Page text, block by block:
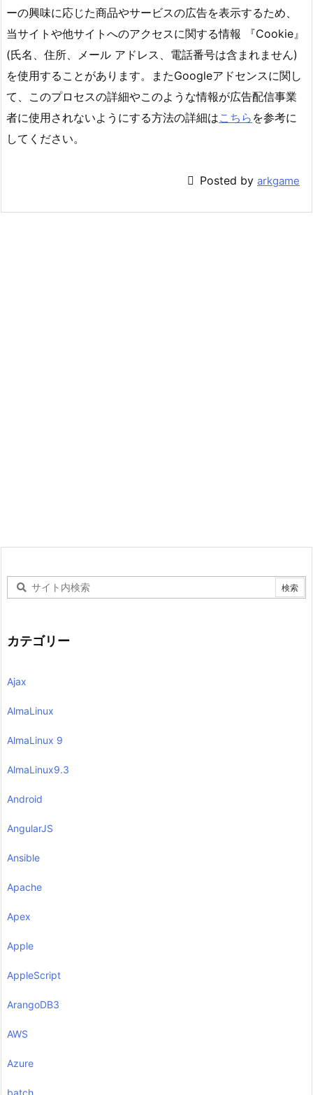
ーの興味に応じた商品やサービスの広告を表示するため、
当サイトや他サイトへのアクセスに関する情報 『Cookie』
(氏名、住所、メール アドレス、電話番号は含まれません)
を使用することがあります。またGoogleアドセンスに関し
て、このプロセスの詳細やこのような情報が広告配信事業
者に使用されないようにする方法の詳細はこちら を参考に
してください。
 Posted by arkgame
カテゴリー
Ajax
AlmaLinux
AlmaLinux 9
AlmaLinux9.3
Android
AngularJS
Ansible
Apache
Apex
Apple
AppleScript
ArangoDB3
AWS
Azure
batch